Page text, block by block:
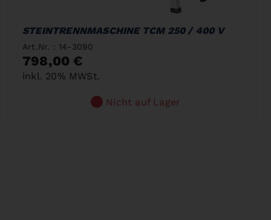
STEINTRENNMASCHINE TCM 250 / 400 V
Art.Nr. : 14-3090
798,00 €
inkl. 20% MWSt.
Nicht auf Lager